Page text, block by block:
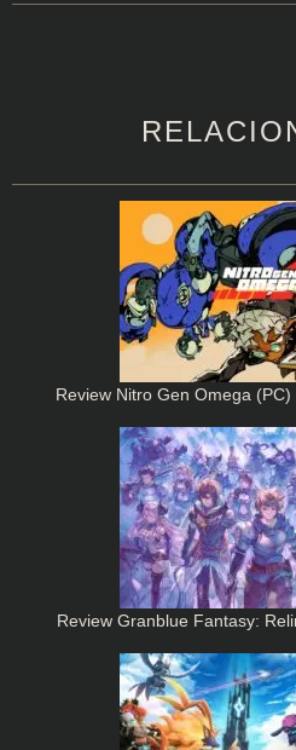
Review Nitro Gen Omega
Review Granblue Fantasy: